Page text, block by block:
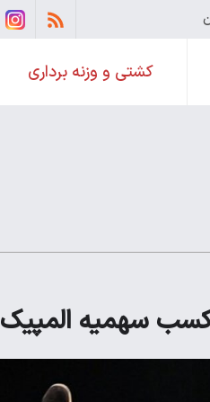
کشتی و وزنه برداری
سهمیه المپیک